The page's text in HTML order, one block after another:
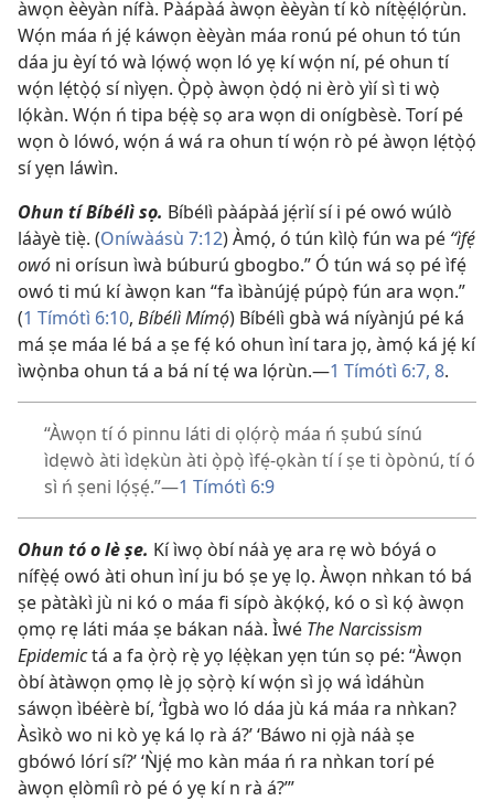
àwọn èèyàn nífà. Pàápàá àwọn èèyàn tí kò nítẹ̀ẹ́lọ́rùn.
Wọ́n máa ń jẹ́ káwọn èèyàn máa ronú pé ohun tó tún
dáa ju èyí tó wà lọ́wọ́ wọn ló yẹ kí wọ́n ní, pé ohun tí
wọ́n lẹ́tọ̀ọ́ sí nìyẹn. Ọ̀pọ̀ àwọn ọ̀dọ́ ni èrò yìí sì ti wọ̀
lọ́kàn. Wọ́n ń tipa bẹ́ẹ̀ sọ ara wọn di onígbèsè. Torí pé
wọn ò lówó, wọ́n á wá ra ohun tí wọ́n rò pé àwọn lẹ́tọ̀ọ́
sí yẹn láwìn.
Ohun tí Bíbélì sọ. Bíbélì pàápàá jẹ́rìí sí i pé owó wúlò
láàyè tiẹ̀. (Oníwàásù 7:12) Àmọ́, ó tún kìlọ̀ fún wa pé “ìfẹ́
owó ni orísun ìwà búburú gbogbo.” Ó tún wá sọ pé ìfẹ́
owó ti mú kí àwọn kan “fa ìbànújẹ́ púpọ̀ fún ara wọn.”
(1 Tímótì 6:10, Bíbélì Mímọ́) Bíbélì gbà wá níyànjú pé ká
má ṣe máa lé bá a ṣe fẹ́ kó ohun ìní tara jọ, àmọ́ ká jẹ́ kí
ìwọ̀nba ohun tá a bá ní tẹ́ wa lọ́rùn.—1 Tímótì 6:7, 8.
“Àwọn tí ó pinnu láti di ọlọ́rọ̀ máa ń ṣubú sínú
ìdẹwò àti ìdẹkùn àti ọ̀pọ̀ ìfẹ́-ọkàn tí í ṣe ti òpònú, tí ó
sì ń ṣeni lọ́ṣẹ́.”—1 Tímótì 6:9
Ohun tó o lè ṣe. Kí ìwọ òbí náà yẹ ara rẹ wò bóyá o
nífẹ̀ẹ́ owó àti ohun ìní ju bó ṣe yẹ lọ. Àwọn nǹkan tó bá
ṣe pàtàkì jù ni kó o máa fi sípò àkọ́kọ́, kó o sì kọ́ àwọn
ọmọ rẹ láti máa ṣe bákan náà. Ìwé The Narcissism
Epidemictá a fa ọ̀rọ̀ rẹ̀ yọ lẹ́ẹ̀kan yẹn tún sọ pé: “Àwọn
òbí àtàwọn ọmọ lè jọ sọ̀rọ̀ kí wọ́n sì jọ wá ìdáhùn
sáwọn ìbéèrè bí, ‘Ìgbà wo ló dáa jù ká máa ra nǹkan?
Àsìkò wo ni kò yẹ ká lọ rà á?’ ‘Báwo ni ọjà náà ṣe
gbówó lórí sí?’ ‘Ǹjẹ́ mo kàn máa ń ra nǹkan torí pé
àwọn ẹlòmíì rò pé ó yẹ kí n rà á?’”